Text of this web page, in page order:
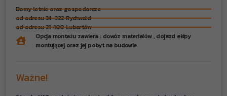
Domy letnie oraz gospodarcze
od adresu 34-322 Rychwałd
od adresu 21-100 Lubartów
Opcja montażu zawiera : dowóz materiałów , dojazd ekipy
montującej oraz jej pobyt na budowie
Ważne!